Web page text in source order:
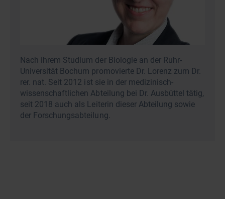
Nach ihrem Studium der Biologie an der Ruhr-
Universität Bochum promovierte Dr. Lorenz zum Dr.
rer. nat. Seit 2012 ist sie in der medizinisch-
wissenschaftlichen Abteilung bei Dr. Ausbüttel tätig,
seit 2018 auch als Leiterin dieser Abteilung sowie
der Forschungsabteilung.